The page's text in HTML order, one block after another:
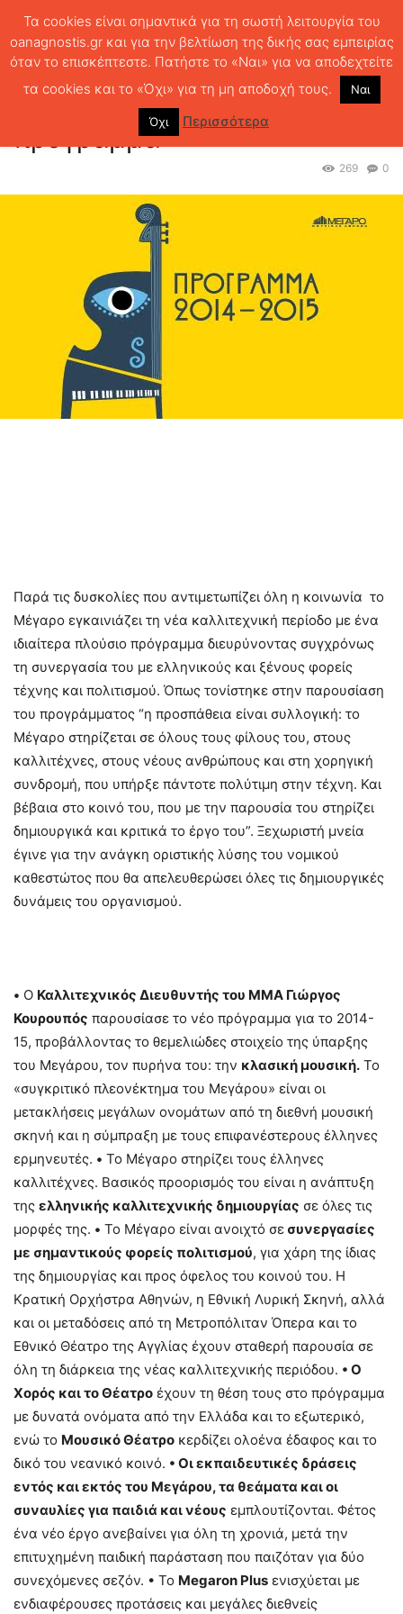
Μέγαρο Μουσικής, το πρόγραμμα
Μέγαρο Μουσικής, το
πρόγραμμα
0
269
Παρά τις δυσκολίες που αντιμετωπίζει όλη η κοινωνία το
Μέγαρο εγκαινιάζει τη νέα καλλιτεχνική περίοδο με ένα
ιδιαίτερα πλούσιο πρόγραμμα διευρύνοντας συγχρόνως
τη συνεργασία του με ελληνικούς και ξένους φορείς
τέχνης και πολιτισμού. Όπως τονίστηκε στην παρουσίαση
του προγράμματος “η προσπάθεια είναι συλλογική: το
Μέγαρο στηρίζεται σε όλους τους φίλους του, στους
καλλιτέχνες, στους νέους ανθρώπους και στη χορηγική
συνδρομή, που υπήρξε πάντοτε πολύτιμη στην τέχνη. Και
βέβαια στο κοινό του, που με την παρουσία του στηρίζει
δημιουργικά και κριτικά το έργο του”. Ξεχωριστή μνεία
έγινε για την ανάγκη οριστικής λύσης του νομικού
καθεστώτος που θα απελευθερώσει όλες τις δημιουργικές
δυνάμεις του οργανισμού.
• Ο Καλλιτεχνικός Διευθυντής του ΜΜΑ Γιώργος
Κουρουπός παρουσίασε το νέο πρόγραμμα για το 2014-
15, προβάλλοντας το θεμελιώδες στοιχείο της ύπαρξης
του Μεγάρου, τον πυρήνα του: την κλασική μουσική. Το
«συγκριτικό πλεονέκτημα του Μεγάρου» είναι οι
μετακλήσεις μεγάλων ονομάτων από τη διεθνή μουσική
σκηνή και η σύμπραξη με τους επιφανέστερους έλληνες
ερμηνευτές. • Το Μέγαρο στηρίζει τους έλληνες
καλλιτέχνες. Βασικός προορισμός του είναι η ανάπτυξη
της ελληνικής καλλιτεχνικής δημιουργίας σε όλες τις
μορφές της. • Το Μέγαρο είναι ανοιχτό σε συνεργασίες
με σημαντικούς φορείς πολιτισμού, για χάρη της ίδιας
της δημιουργίας και προς όφελος του κοινού του. Η
Κρατική Ορχήστρα Αθηνών, η Εθνική Λυρική Σκηνή, αλλά
και οι μεταδόσεις από τη Μετροπόλιταν Όπερα και το
Εθνικό Θέατρο της Αγγλίας έχουν σταθερή παρουσία σε
όλη τη διάρκεια της νέας καλλιτεχνικής περιόδου. • Ο
Χορός και το Θέατρο έχουν τη θέση τους στο πρόγραμμα
με δυνατά ονόματα από την Ελλάδα και το εξωτερικό,
ενώ το Μουσικό Θέατρο κερδίζει ολοένα έδαφος και το
δικό του νεανικό κοινό. • Οι εκπαιδευτικές δράσεις
εντός και εκτός του Μεγάρου, τα θεάματα και οι
συναυλίες για παιδιά και νέους εμπλουτίζονται. Φέτος
ένα νέο έργο ανεβαίνει για όλη τη χρονιά, μετά την
επιτυχημένη παιδική παράσταση που παιζόταν για δύο
συνεχόμενες σεζόν. • Το Μegaron Plus ενισχύεται με
ενδιαφέρουσες προτάσεις και μεγάλες διεθνείς
Τα cookies είναι σημαντικά για τη σωστή λειτουργία του
oanagnostis.gr και για την βελτίωση της δικής σας εμπειρίας
όταν το επισκέπτεστε. Πατήστε το «Ναι» για να αποδεχτείτε
τα cookies και το «Όχι» για τη μη αποδοχή τους.
Ναι
Όχι Περισσότερα